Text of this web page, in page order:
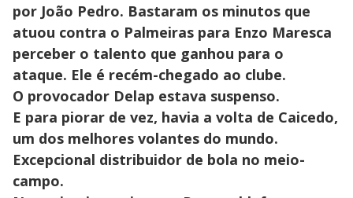
por João Pedro. Bastaram os minutos que
atuou contra o Palmeiras para Enzo Maresca
perceber o talento que ganhou para o
ataque. Ele é recém-chegado ao clube.
O provocador Delap estava suspenso.
E para piorar de vez, havia a volta de Caicedo,
um dos melhores volantes do mundo.
Excepcional distribuidor de bola no meio-
campo.